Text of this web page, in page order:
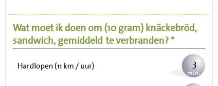
Wat moet ik doen om (10 gram)knäckebröd,
sandwich, gemiddeld te verbranden? *
Wandelen (5 km/uur) 9
Hardlopen (11 km / uur) 3